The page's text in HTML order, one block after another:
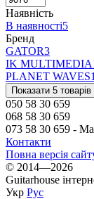
Наявність
В наявності5
Бренд
GATOR3
IK MULTIMEDIA
PLANET WAVES1
Показати 5 товарів
050 58 30 659
068 58 30 659
073 58 30 659 -
Контакти
Повна версія
© 2014—2026
Guitarhouse
Укр Рус